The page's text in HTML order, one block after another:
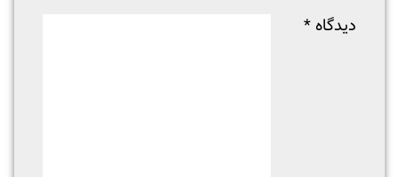
دیدگاه *